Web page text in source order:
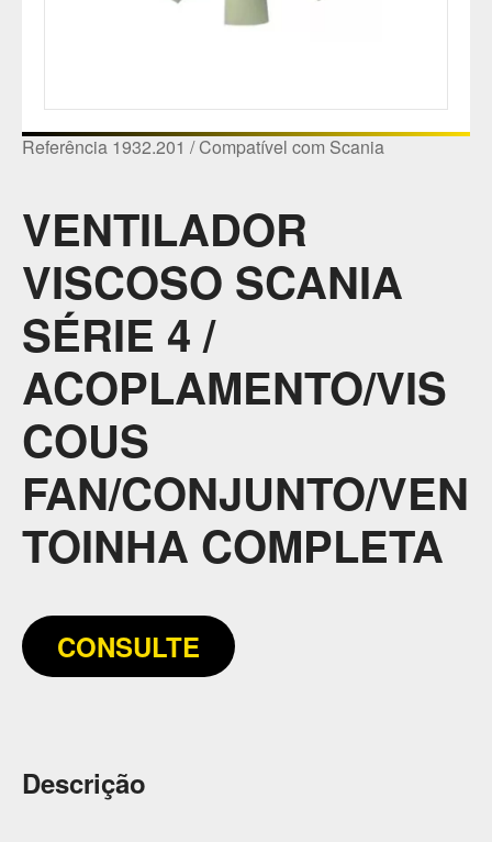
Referência 1932.201 / Compatível com Scania
VENTILADOR
VISCOSO SCANIA
SÉRIE 4 /
ACOPLAMENTO/VIS
COUS
FAN/CONJUNTO/VEN
TOINHA COMPLETA
CONSULTE
Descrição